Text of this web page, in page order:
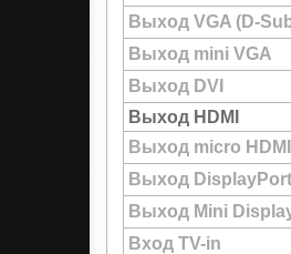
Выход VGA (D-
Выход mini VGA
Выход DVI
Выход HDMI
Выход micro HDMI
Выход DisplayPort
Выход Mini
Вход TV-in